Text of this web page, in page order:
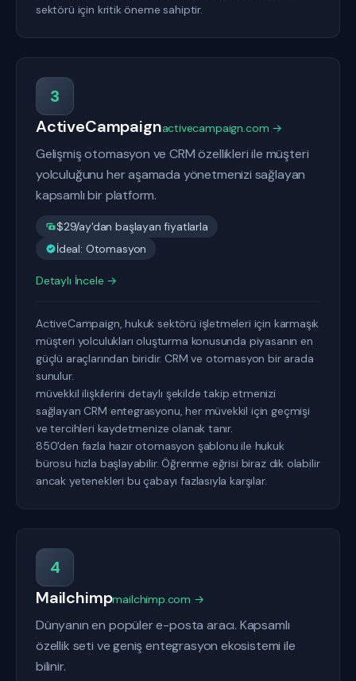
sektörü için kritik öneme sahiptir.
3
ActiveCampaignactivecampaign.com →
Gelişmiş otomasyon ve CRM özellikleri ile müşteri
yolculuğunu her aşamada yönetmenizi sağlayan
kapsamlı bir platform.
$29/ay'dan başlayan fiyatlarla
İdeal: Otomasyon
Detaylı İncele →
ActiveCampaign, hukuk sektörü işletmeleri için karmaşık
müşteri yolculukları oluşturma konusunda piyasanın en
güçlü araçlarından biridir. CRM ve otomasyon bir arada
sunulur.
müvekkil ilişkilerini detaylı şekilde takip etmenizi
sağlayan CRM entegrasyonu, her müvekkil için geçmişi
ve tercihleri kaydetmenize olanak tanır.
850'den fazla hazır otomasyon şablonu ile hukuk
bürosu hızla başlayabilir. Öğrenme eğrisi biraz dik olabilir
ancak yetenekleri bu çabayı fazlasıyla karşılar.
4
Mailchimpmailchimp.com →
Dünyanın en popüler e-posta aracı. Kapsamlı
özellik seti ve geniş entegrasyon ekosistemi ile
bilinir.